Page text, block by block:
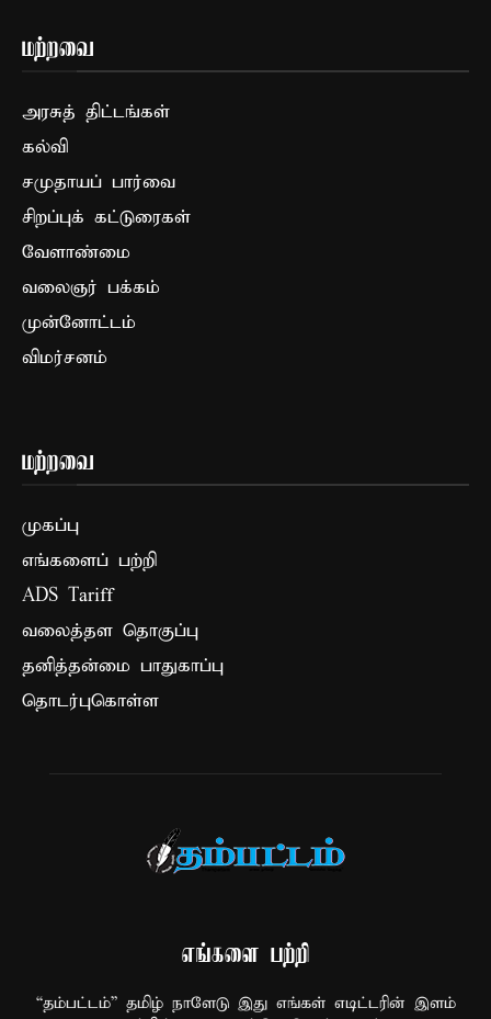
மற்றவை
அரசுத் திட்டங்கள்
கல்வி
சமுதாயப் பார்வை
சிறப்புக் கட்டுரைகள்
வேளாண்மை
வலைஞர் பக்கம்
முன்னோட்டம்
விமர்சனம்
மற்றவை
முகப்பு
எங்களைப் பற்றி
ADS Tariff
வலைத்தள தொகுப்பு
தனித்தன்மை பாதுகாப்பு
தொடர்புகொள்ள
எங்களை பற்றி
“தம்பட்டம்” தமிழ் நாளேடு இது எங்கள் எடிட்டரின் இளம்